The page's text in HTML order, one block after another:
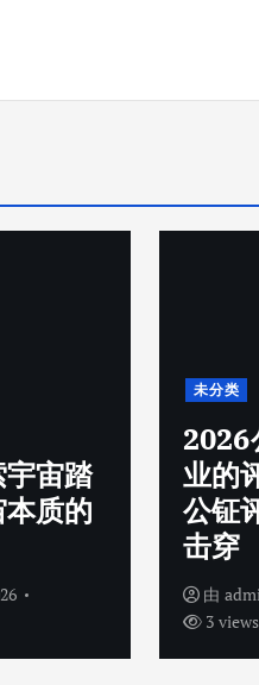
宇宙踏
质的
未分类
2026
业的
公钲
击穿
由
3 views